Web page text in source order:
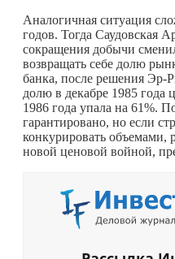
Аналогичная ситуация
годов. Тогда Саудовская
сокращения добычи
возвращать себе долю
банка, после решения Эр-
долю в декабре 1985
1986 года упала на 61%.
гарантировано, но если
конкурировать объемами,
новой ценовой войной,